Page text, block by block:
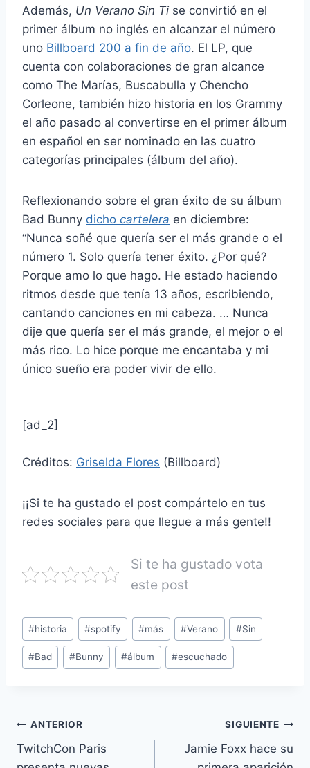
Además, Un Verano Sin Ti se convirtió en el
primer álbum no inglés en alcanzar el número
uno Billboard 200 a fin de año. El LP, que
cuenta con colaboraciones de gran alcance
como The Marías, Buscabulla y Chencho
Corleone, también hizo historia en los Grammy
el año pasado al convertirse en el primer álbum
en español en ser nominado en las cuatro
categorías principales (álbum del año).
Reflexionando sobre el gran éxito de su álbum
Bad Bunny dicho cartelera en diciembre:
“Nunca soñé que quería ser el más grande o el
número 1. Solo quería tener éxito. ¿Por qué?
Porque amo lo que hago. He estado haciendo
ritmos desde que tenía 13 años, escribiendo,
cantando canciones en mi cabeza. … Nunca
dije que quería ser el más grande, el mejor o el
más rico. Lo hice porque me encantaba y mi
único sueño era poder vivir de ello.
[ad_2]
Créditos: Griselda Flores (Billboard)
¡¡Si te ha gustado el post compártelo en tus
redes sociales para que llegue a más gente!!
Si te ha gustado vota
este post
#historia #spotify #más #Verano #Sin
#Bad #Bunny #álbum #escuchado
ANTERIOR
TwitchCon Paris
SIGUIENTE
Jamie Foxx hace su